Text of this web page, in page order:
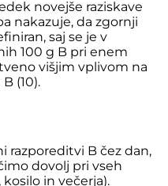
novejše raziskave
nakazuje, da zgornji
saj se je v
100 g B pri enem
višjim vplivom na
(10).
razporeditvi B čez dan,
dovolj pri vseh
in večerja).